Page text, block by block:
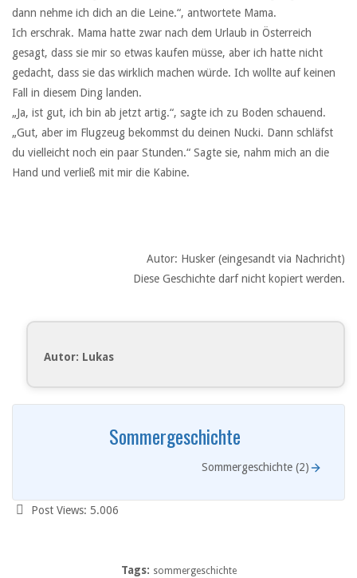
dann nehme ich dich an die Leine.“, antwortete Mama.
Ich erschrak. Mama hatte zwar nach dem Urlaub in Österreich
gesagt, dass sie mir so etwas kaufen müsse, aber ich hatte nicht
gedacht, dass sie das wirklich machen würde. Ich wollte auf keinen
Fall in diesem Ding landen.
„Ja, ist gut, ich bin ab jetzt artig.“, sagte ich zu Boden schauend.
„Gut, aber im Flugzeug bekommst du deinen Nucki. Dann schläfst
du vielleicht noch ein paar Stunden.“ Sagte sie, nahm mich an die
Hand und verließ mit mir die Kabine.
Autor: Husker (eingesandt via Nachricht)
Diese Geschichte darf nicht kopiert werden.
Autor: Lukas
Sommergeschichte
Sommergeschichte (2)
Post Views: 5.006
Tags: sommergeschichte